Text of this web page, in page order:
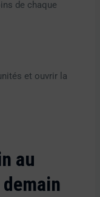
de chaque
et ouvrir la
au